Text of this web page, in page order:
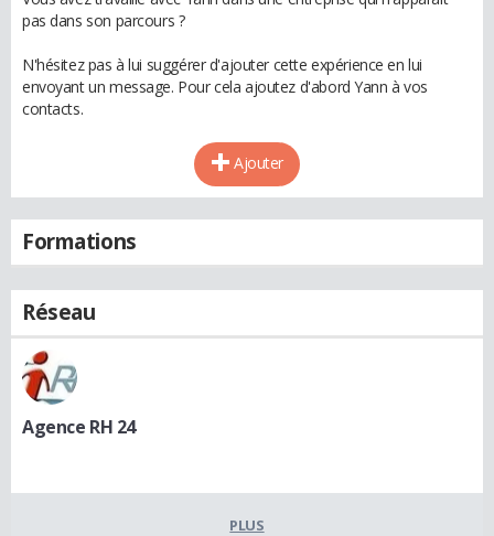
pas dans son parcours ?
N'hésitez pas à lui suggérer d'ajouter cette expérience en lui
envoyant un message. Pour cela ajoutez d'abord Yann à vos
contacts.
Ajouter
Formations
Réseau
Agence RH 24
PLUS